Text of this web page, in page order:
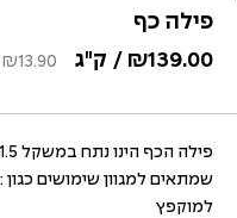
פילה כף
₪139.00 / ק"ג ₪13.90
שמתאים למגוון שימושים כגון
למוקפץ